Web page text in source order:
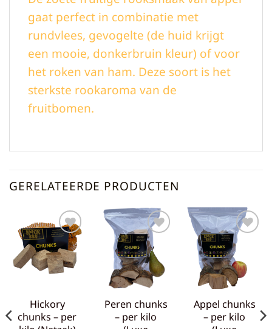
gaat perfect in combinatie met
rundvlees, gevogelte (de huid krijgt
een mooie, donkerbruin kleur) of voor
het roken van ham. Deze soort is het
sterkste rookaroma van de
fruitbomen.
GERELATEERDE PRODUCTEN
Toevoegen
aan
verlanglijst
Hickory
chunks – per
Toevoegen
aan
verlanglijst
Peren chunks
– per kilo
Toevoegen
aan
verlanglijst
Appel chunks
– per kilo